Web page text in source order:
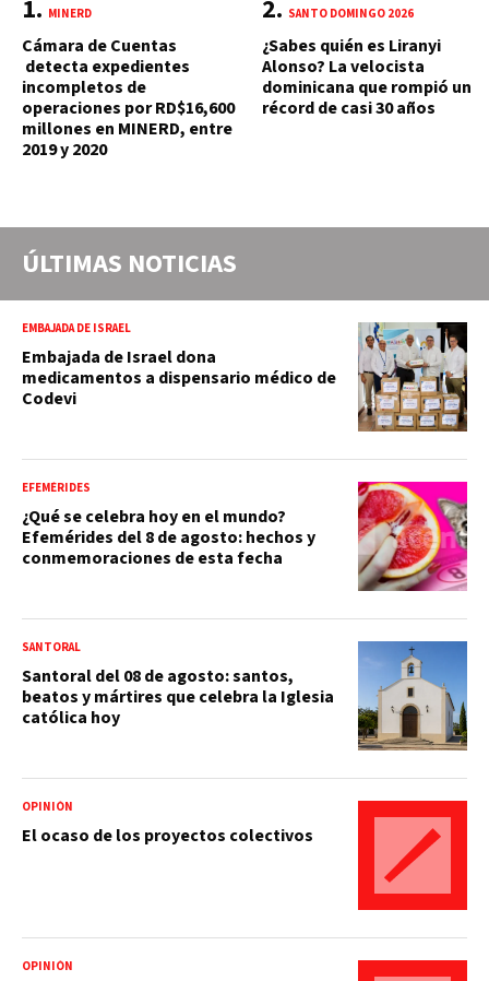
MINERD
Cámara de Cuentas
detecta expedientes
incompletos de
operaciones por RD$16,600
millones en MINERD, entre
2019 y 2020
SANTO DOMINGO 2026
¿Sabes quién es Liranyi
Alonso? La velocista
dominicana que rompió un
récord de casi 30 años
ÚLTIMAS NOTICIAS
EMBAJADA DE ISRAEL
Embajada de Israel dona
medicamentos a dispensario médico de
Codevi
EFEMÉRIDES
¿Qué se celebra hoy en el mundo?
Efemérides del 8 de agosto: hechos y
conmemoraciones de esta fecha
SANTORAL
Santoral del 08 de agosto: santos,
beatos y mártires que celebra la Iglesia
católica hoy
OPINIÓN
El ocaso de los proyectos colectivos
OPINIÓN